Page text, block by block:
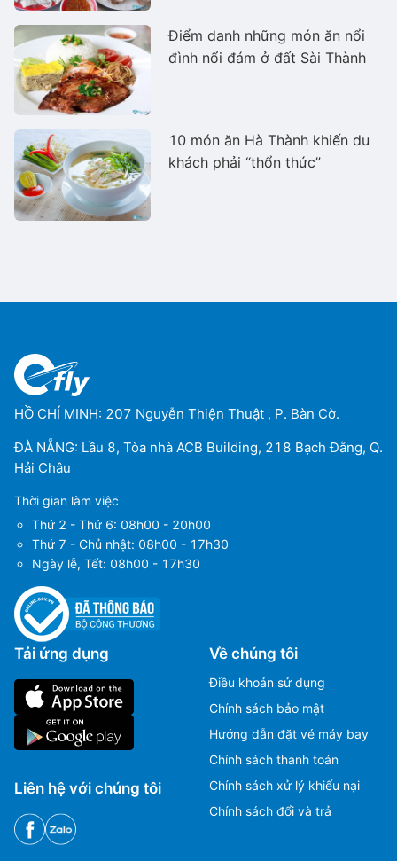
Điểm danh những món ăn nổi
đình nổi đám ở đất Sài Thành
10 món ăn Hà Thành khiến du
khách phải “thổn thức”
HỒ CHÍ MINH: 207 Nguyễn Thiện Thuật , P. Bàn Cờ.
ĐÀ NẴNG: Lầu 8, Tòa nhà ACB Building, 218 Bạch Đằng, Q.
Hải Châu
Thời gian làm việc
Thứ 2 - Thứ 6: 08h00 - 20h00
Thứ 7 - Chủ nhật: 08h00 - 17h30
Ngày lễ, Tết: 08h00 - 17h30
Tải ứng dụng
Liên hệ với chúng tôi
Về chúng tôi
Điều khoản sử dụng
Chính sách bảo mật
Hướng dẫn đặt vé máy bay
Chính sách thanh toán
Chính sách xử lý khiếu nại
Chính sách đổi và trả